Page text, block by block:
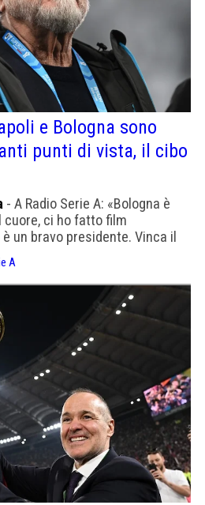
e Bologna sono
punti di vista, il cibo
- A Radio Serie A: «Bologna è
ci ho fatto film
un bravo presidente. Vinca il
A